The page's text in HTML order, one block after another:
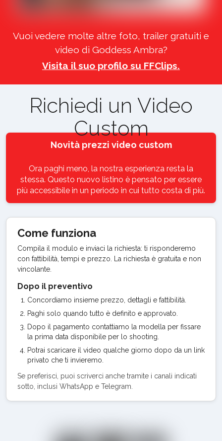
Vuoi vedere molte altre foto, trailer gratuiti e
video di Goddess Ambra?
Visita il suo profilo su FFClips.
Richiedi un Video
Custom
Novità prezzi video custom
Ora paghi meno, la nostra esperienza resta la
stessa. Questo nuovo listino è pensato per essere
più accessibile in un periodo in cui tutto costa di più.
Come funziona
Compila il modulo e inviaci la richiesta: ti risponderemo
con fattibilità, tempi e prezzo. La richiesta è gratuita e non
vincolante.
Dopo il preventivo
Concordiamo insieme prezzo, dettagli e fattibilità.
Paghi solo quando tutto è definito e approvato.
Dopo il pagamento contattiamo la modella per fissare
la prima data disponibile per lo shooting.
Potrai scaricare il video qualche giorno dopo da un link
privato che ti invieremo.
Se preferisci, puoi scriverci anche tramite i canali indicati
sotto, inclusi WhatsApp e Telegram.